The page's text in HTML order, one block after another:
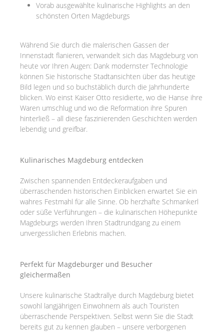
Vorab ausgewählte kulinarische Highlights an den
schönsten Orten Magdeburgs
Während Sie durch die malerischen Gassen der
Innenstadt flanieren, verwandelt sich das Magdeburg von
heute vor Ihren Augen: Dank modernster Technologie
können Sie historische Stadtansichten über das heutige
Bild legen und so buchstäblich durch die Jahrhunderte
blicken. Wo einst Kaiser Otto residierte, wo die Hanse ihre
Waren umschlug und wo die Reformation ihre Spuren
hinterließ – all diese faszinierenden Geschichten werden
lebendig und greifbar.
Kulinarisches Magdeburg entdecken
Zwischen spannenden Entdeckeraufgaben und
überraschenden historischen Einblicken erwartet Sie ein
wahres Festmahl für alle Sinne. Ob herzhafte Schmankerl
oder süße Verführungen – die kulinarischen Höhepunkte
Magdeburgs werden Ihren Stadtrundgang zu einem
unvergesslichen Erlebnis machen.
Perfekt für Magdeburger und Besucher
gleichermaßen
Unsere kulinarische Stadtrallye durch Magdeburg bietet
sowohl langjährigen Einwohnern als auch Touristen
überraschende Perspektiven. Selbst wenn Sie die Stadt
bereits gut zu kennen glauben – unsere verborgenen